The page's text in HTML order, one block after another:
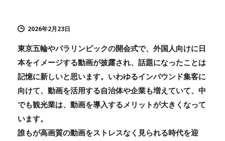
2026年2月23日
東京五輪やパラリンピックの開会式で、外国人向けに日
本をイメージする動画が披露され、話題になったことは
記憶に新しいと思います。いわゆるインバウンド集客に
向けて、動画を活用する自治体や企業も増えていて、中
でも観光業は、動画を導入するメリットが大きくなって
います。
誰もが高画質の動画をストレスなく見られる時代を迎